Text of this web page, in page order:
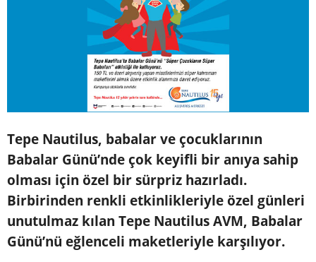
Tepe Nautilus, babalar ve çocuklarının
Babalar Günü’nde çok keyifli bir anıya sahip
olması için özel bir sürpriz hazırladı.
Birbirinden renkli etkinlikleriyle özel günleri
unutulmaz kılan Tepe Nautilus AVM, Babalar
Günü’nü eğlenceli maketleriyle karşılıyor.